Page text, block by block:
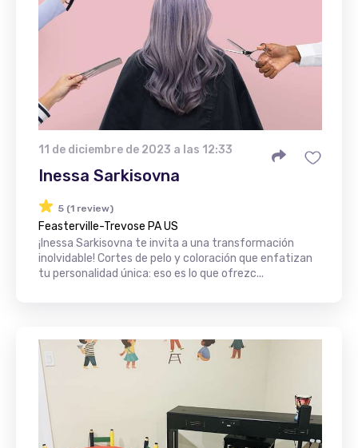
11 de diciembre de 2023 a las 12:33
Inessa Sarkisovna
5 (1 review)
Feasterville-Trevose PA US
¡Inessa Sarkisovna te invita a una transformación
inolvidable! Cortes de pelo y coloración que enfatizan
tu personalidad única: eso es lo que ofrezc...